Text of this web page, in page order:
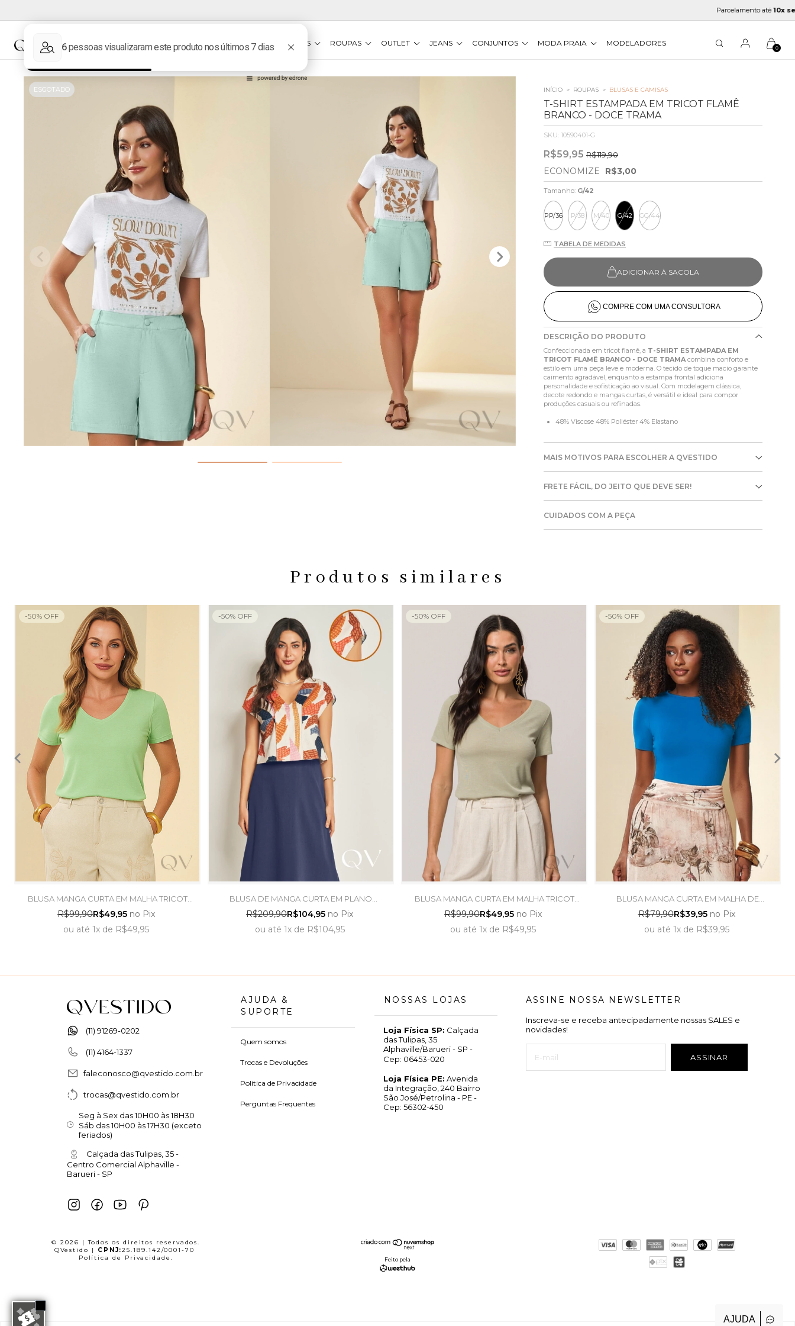
Parcelamento até10x sem juros
NOVIDADES MARCAS VESTIDOS ROUPAS OUTLET JEANS CONJUNTOS MODA PRAIA MODELADORES 0
ESGOTADO INÍCIO > ROUPAS > BLUSAS E CAMISAS
T-SHIRT ESTAMPADA EM TRICOT FLAMÊ
BRANCO - DOCE TRAMA
SKU: 10590401-G
R$59,95 R$119,90
ECONOMIZE R$3,00
Tamanho: G/42
PP/36 P/38 M/40 G/42 GG/44
TABELA DE MEDIDAS
ADICIONAR À SACOLA
COMPRE COM UMA CONSULTORA
DESCRIÇÃO DO PRODUTO
Confeccionada em tricot flamê, a T-SHIRT ESTAMPADA EM
TRICOT FLAMÊ BRANCO - DOCE TRAMAcombina conforto e
estilo em uma peça leve e moderna. O tecido de toque macio garante
caimento agradável, enquanto a estampa frontal adiciona
personalidade e sofisticação ao visual. Com modelagem clássica,
decote redondo e mangas curtas, é versátil e ideal para compor
produções casuais ou refinadas.
48% Viscose 48% Poliéster 4% Elastano
MAIS MOTIVOS PARA ESCOLHER A QVESTIDO
FRETE FÁCIL, DO JEITO QUE DEVE SER!
CUIDADOS COM A PEÇA
Produtos similares
BLUSA MANGA CURTA EM MALHA TRICOT
FLAMÊ LIMA DOCE - DOCE TRAMA
R$99,90R$49,95 no Pix
ou até 1x de R$49,95
-50% OFF
BLUSA DE MANGA CURTA EM PLANO
VISCOLINHO BEGE - DOCE TRAMA
R$209,90R$104,95 no Pix
ou até 1xde R$104,95
-50% OFF
BLUSA MANGA CURTA EM MALHA TRICOT
FLAMÊ VERDE CHÁ - DOCE TRAMA
R$99,90R$49,95 no Pix
ou até 1x de R$49,95
-50% OFF
BLUSA MANGA CURTA EM MALHA DE
ALGODÃO AZUL JEANS - DOCE TRAMA
R$79,90R$39,95 no Pix
ou até 1xde R$39,95
-50% OFF
(11) 91269-0202
(11) 4164-1337
faleconosco@qvestido.com.br
trocas@qvestido.com.br
Seg à Sex das 10H00 às 18H30
Sáb das 10H00 às 17H30 (exceto
feriados)
Calçada das Tulipas, 35 -
Centro Comercial Alphaville -
Barueri - SP
AJUDA &
SUPORTE
Quem somos
Trocas e Devoluções
Política de Privacidade
Perguntas Frequentes
NOSSAS LOJAS
Loja Física SP: Calçada
das Tulipas, 35
Alphaville/Barueri - SP -
Cep: 06453-020
Loja Física PE: Avenida
da Integração, 240 Bairro
São José/Petrolina - PE -
Cep: 56302-450
ASSINE NOSSA NEWSLETTER
Inscreva-se e receba antecipadamente nossas SALES e
novidades!
© 2026 | Todos os direitos reservados.
QVestido | CPNJ:25.189.142/0001-70
Política de Privacidade . Feito pela
AJUDA